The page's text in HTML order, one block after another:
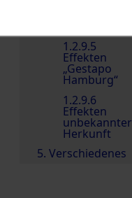
1.2.9.5
Effekten
„Gestapo
Hamburg“
1.2.9.6
Effekten
unbekannter
Herkunft
5. Verschiedenes